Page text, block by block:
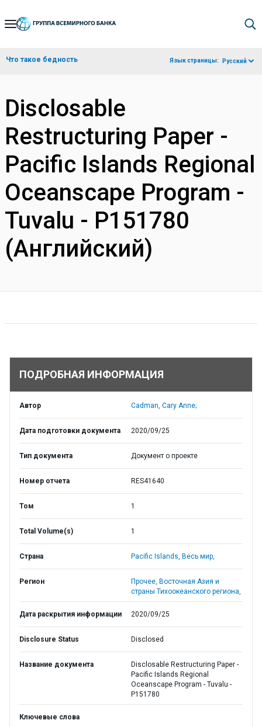
Skip
Navigation
Что такое бедность Язык страницы: Русский
Disclosable
Restructuring Paper -
Pacific Islands Regional
Oceanscape Program -
Tuvalu - P151780
(Английский)
ПОДРОБНАЯ ИНФОРМАЦИЯ
Автор Cadman, Cary Anne;
Дата подготовки документа 2020/09/25
Тип документа Документ о проекте
Номер отчета RES41640
Том 1
Total Volume(s) 1
Страна Pacific Islands, Весь мир,
Регион Прочее, Восточная Азия и
страны Тихоокеанского региона,
Дата раскрытия информации 2020/09/25
Disclosure Status Disclosed
Название документа
Disclosable Restructuring Paper -
Pacific Islands Regional
Oceanscape Program - Tuvalu -
P151780
Ключевые слова